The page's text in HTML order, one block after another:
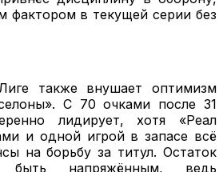
фактором в текущей серии без
также внушает оптимизм
С 70 очками после 31
лидирует, хотя «Реал
и одной игрой в запасе всё
на борьбу за титул. Остаток
быть напряжённым, ведь